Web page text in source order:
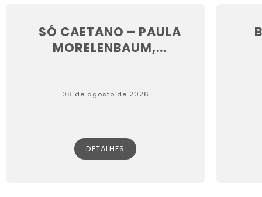
SÓ CAETANO – PAULA
MORELENBAUM,...
08 de agosto de 2026
DETALHES